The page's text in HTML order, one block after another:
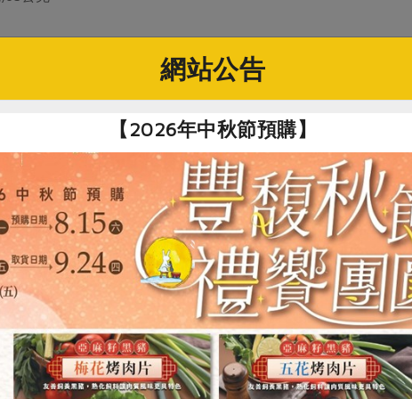
遍後，入鍋中煮滾二十分鐘左右取出備用。
略金黃色，加入蒜頭炒香。
燉煮至肉軟爛即可（第二餐後會更入味好吃）。
五花肉條 # 五花肉 # 食譜 # 創意料理 #
網站公告
【2026年中秋節預購】